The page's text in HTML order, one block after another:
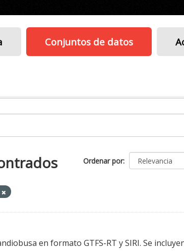
Conjuntos de datos
Ordenar por
en formato GTFS-RT y SIRI. Se